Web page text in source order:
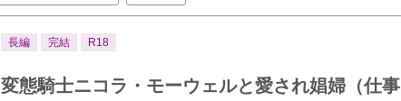
長編 完結 R18
変態騎士ニコラ・モーウェルと愛され娼婦（仕事